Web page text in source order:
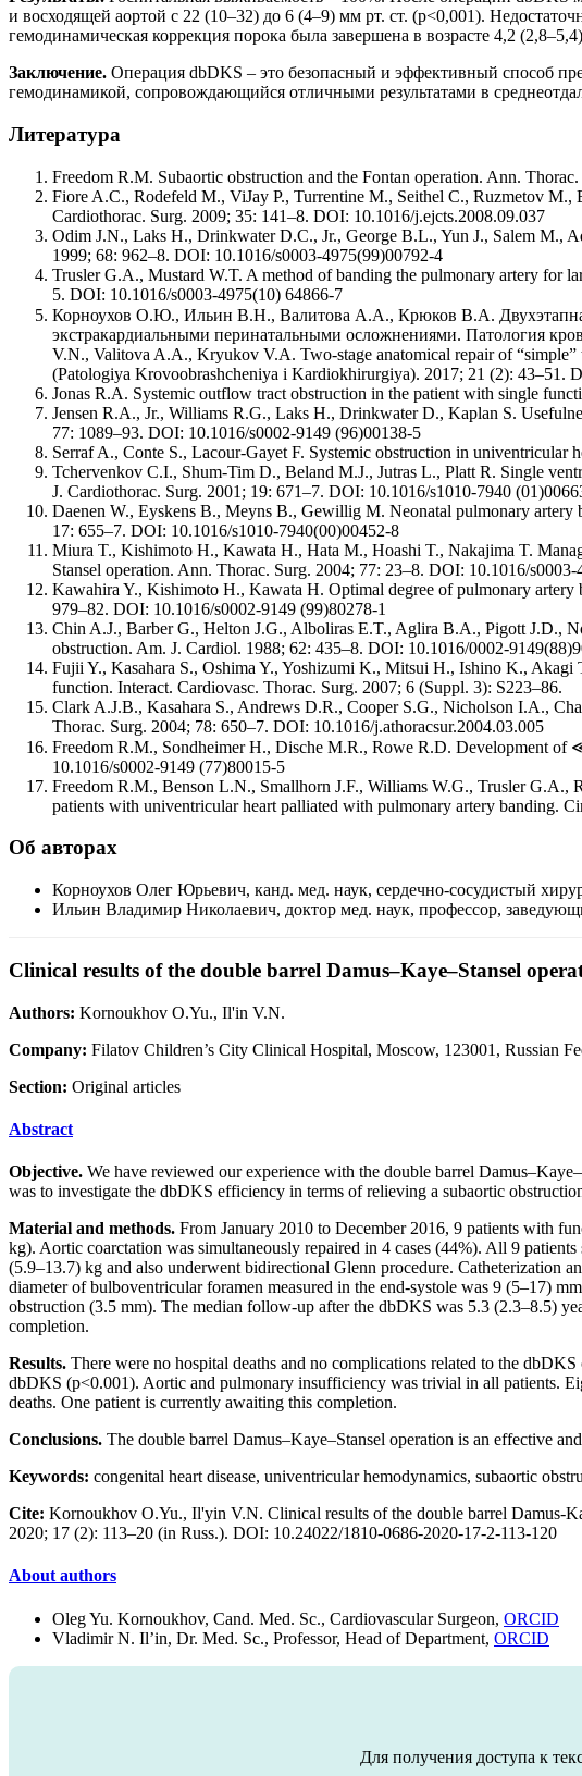
и восходящей аортой с 22 (10–32) до 6 (4–9) мм рт. ст. (p<0,001).
гемодинамическая коррекция порока была завершена в возрасте 4,2
Заключение. Операция dbDKS – это безопасный и эффективный способ
гемодинамикой, сопровождающийся отличными результатами в
Литература
Freedom R.M. Subaortic obstruction and the Fontan operation. Ann.
Fiore A.C., Rodefeld M., ViJay P., Turrentine M., Seithel C., Ruzmetov M.,
Cardiothorac. Surg. 2009; 35: 141–8. DOI: 10.1016/j.ejcts.2008.09.037
Odim J.N., Laks H., Drinkwater D.C., Jr., George B.L., Yun J., Salem M.,
1999; 68: 962–8. DOI: 10.1016/s0003-4975(99)00792-4
Trusler G.A., Mustard W.T. A method of banding the pulmonary artery for
5. DOI: 10.1016/s0003-4975(10) 64866-7
Корноухов О.Ю., Ильин В.Н., Валитова А.А., Крюков В.А.
экстракардиальными перинатальными осложнениями. Патология
V.N., Valitova A.A., Kryukov V.A. Two-stage anatomical repair of “simple”
(Patologiya Krovoobrashcheniya i Kardiokhirurgiya). 2017; 21 (2): 43–51.
Jonas R.A. Systemic outflow tract obstruction in the patient with single
Jensen R.A., Jr., Williams R.G., Laks H., Drinkwater D., Kaplan S.
77: 1089–93. DOI: 10.1016/s0002-9149 (96)00138-5
Serraf A., Conte S., Lacour-Gayet F. Systemic obstruction in
Tchervenkov C.I., Shum-Tim D., Beland M.J., Jutras L., Platt R. Single
J. Cardiothorac. Surg. 2001; 19: 671–7. DOI: 10.1016/s1010-7940
Daenen W., Eyskens B., Meyns B., Gewillig M. Neonatal pulmonary artery
17: 655–7. DOI: 10.1016/s1010-7940(00)00452-8
Miura T., Kishimoto H., Kawata H., Hata M., Hoashi T., Nakajima T.
Stansel operation. Ann. Thorac. Surg. 2004; 77: 23–8. DOI: 10.1016/
Kawahira Y., Kishimoto H., Kawata H. Optimal degree of pulmonary artery
979–82. DOI: 10.1016/s0002-9149 (99)80278-1
Chin A.J., Barber G., Helton J.G., Alboliras E.T., Aglira B.A., Pigott J.D.,
obstruction. Am. J. Cardiol. 1988; 62: 435–8. DOI: 10.1016/0002-
Fujii Y., Kasahara S., Oshima Y., Yoshizumi K., Mitsui H., Ishino K., Akagi
function. Interact. Cardiovasc. Thorac. Surg. 2007; 6 (Suppl. 3): S223–86.
Clark A.J.B., Kasahara S., Andrews D.R., Cooper S.G., Nicholson I.A.,
Thorac. Surg. 2004; 78: 650–7. DOI: 10.1016/j.athoracsur.2004.03.005
Freedom R.M., Sondheimer H., Dische M.R., Rowe R.D. Development
10.1016/s0002-9149 (77)80015-5
Freedom R.M., Benson L.N., Smallhorn J.F., Williams W.G., Trusler G.A.,
patients with univentricular heart palliated with pulmonary artery banding.
Об авторах
Корноухов Олег Юрьевич, канд. мед. наук, сердечно-сосудистый
Ильин Владимир Николаевич, доктор мед. наук, профессор,
Clinical results of the double barrel Damus–Kaye–Stansel
Authors: Kornoukhov O.Yu., Il'in V.N.
Company: Filatov Children’s City Clinical Hospital, Moscow, 123001, Russian
Section: Original articles
Abstract
Objective. We have reviewed our experience with the double barrel
was to investigate the dbDKS efficiency in terms of relieving a subaortic
Material and methods. From January 2010 to December 2016, 9 patients with
kg). Aortic coarctation was simultaneously repaired in 4 cases (44%). All 9
(5.9–13.7) kg and also underwent bidirectional Glenn procedure. Catheterization
diameter of bulboventricular foramen measured in the end-systole was 9 (5–17)
obstruction (3.5 mm). The median follow-up after the dbDKS was 5.3 (2.3–8.5)
completion.
Results. There were no hospital deaths and no complications related to the
dbDKS (p<0.001). Aortic and pulmonary insufficiency was trivial in all patients.
deaths. One patient is currently awaiting this completion.
Conclusions. The double barrel Damus–Kaye–Stansel operation is an effective
Keywords: congenital heart disease, univentricular hemodynamics, subaortic
Cite: Kornoukhov O.Yu., Il'yin V.N. Clinical results of the double barrel Damus-
2020; 17 (2): 113–20 (in Russ.). DOI: 10.24022/1810-0686-2020-17-2-113-120
About authors
Oleg Yu. Kornoukhov, Cand. Med. Sc., Cardiovascular Surgeon, ORCID
Vladimir N. Il’in, Dr. Med. Sc., Professor, Head of Department, ORCID
Для получения доступа к